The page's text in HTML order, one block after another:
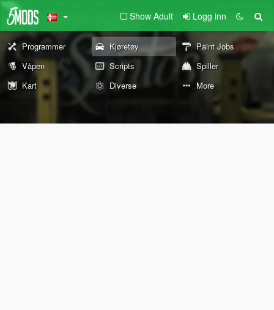
Show Adult Logg inn
Programmer Kjøretøy
Paint Jobs
Våpen
Scripts
Spiller
Kart
Diverse More